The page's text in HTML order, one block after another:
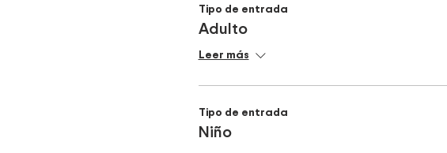
Tipo de entrada
Adulto
Leer más
Tipo de entrada
Niño